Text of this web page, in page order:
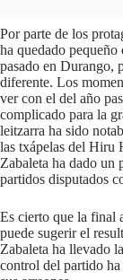
Por parte de los
ha quedado
pasado en Durango,
diferente. Los
ver con el del año
complicado para la
leitzarra ha sido
las txápelas del Hiru
Zabaleta ha dado un
partidos disputados
Es cierto que la final
puede sugerir el
Zabaleta ha llevado
control del partido